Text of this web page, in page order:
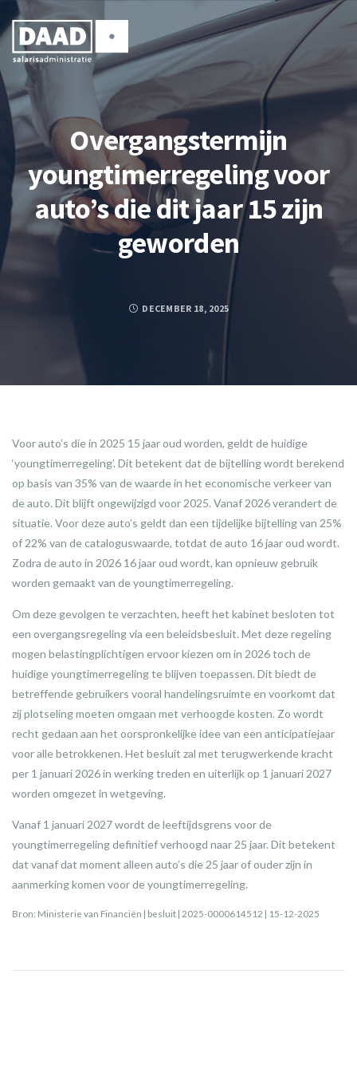
Overgangstermijn
youngtimerregeling voor
auto’s die dit jaar 15 zijn
geworden
DECEMBER 18, 2025
Voor auto’s die in 2025 15 jaar oud worden, geldt de huidige
‘youngtimerregeling’. Dit betekent dat de bijtelling wordt berekend
op basis van 35% van de waarde in het economische verkeer van
de auto. Dit blijft ongewijzigd voor 2025. Vanaf 2026 verandert de
situatie. Voor deze auto’s geldt dan een tijdelijke bijtelling van 25%
of 22% van de cataloguswaarde, totdat de auto 16 jaar oud wordt.
Zodra de auto in 2026 16 jaar oud wordt, kan opnieuw gebruik
worden gemaakt van de youngtimerregeling.
Om deze gevolgen te verzachten, heeft het kabinet besloten tot
een overgangsregeling via een beleidsbesluit. Met deze regeling
mogen belastingplichtigen ervoor kiezen om in 2026 toch de
huidige youngtimerregeling te blijven toepassen. Dit biedt de
betreffende gebruikers vooral handelingsruimte en voorkomt dat
zij plotseling moeten omgaan met verhoogde kosten. Zo wordt
recht gedaan aan het oorspronkelijke idee van een anticipatiejaar
voor alle betrokkenen. Het besluit zal met terugwerkende kracht
per 1 januari 2026 in werking treden en uiterlijk op 1 januari 2027
worden omgezet in wetgeving.
Vanaf 1 januari 2027 wordt de leeftijdsgrens voor de
youngtimerregeling definitief verhoogd naar 25 jaar. Dit betekent
dat vanaf dat moment alleen auto’s die 25 jaar of ouder zijn in
aanmerking komen voor de youngtimerregeling.
Bron: Ministerie van Financiën | besluit | 2025-0000614512 | 15-12-2025